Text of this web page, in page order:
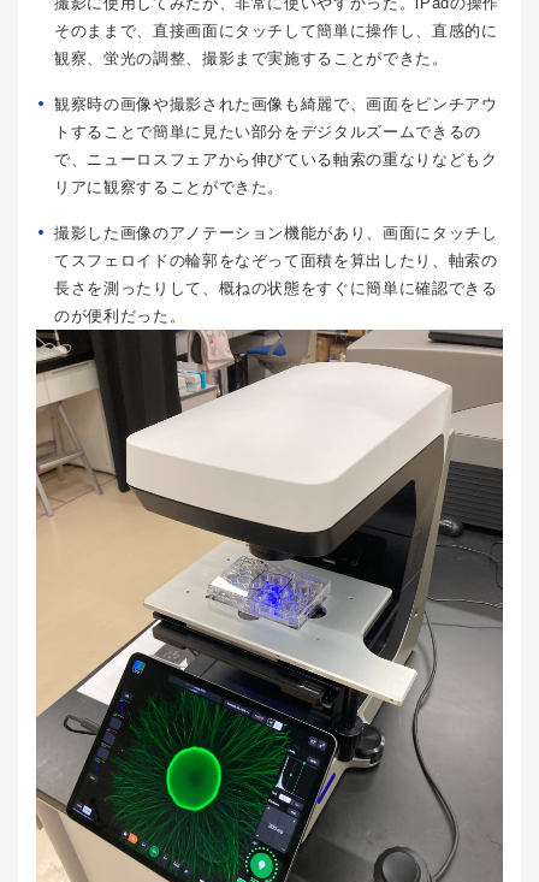
そのままで、直接画面にタッチして簡単に操作し、直感的に
観察、蛍光の調整、撮影まで実施することができた。
観察時の画像や撮影された画像も綺麗で、画面をピンチアウ
トすることで簡単に見たい部分をデジタルズームできるの
で、ニューロスフェアから伸びている軸索の重なりなどもク
リアに観察することができた。
撮影した画像のアノテーション機能があり、画面にタッチし
てスフェロイドの輪郭をなぞって面積を算出したり、軸索の
長さを測ったりして、概ねの状態をすぐに簡単に確認できる
のが便利だった。